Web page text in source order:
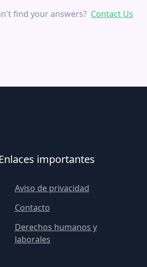
find your answers? Contact Us
Enlaces importantes
Aviso de privacidad
Contacto
Derechos humanos y
laborales